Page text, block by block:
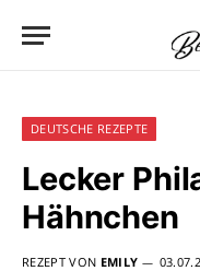
DEUTSCHE REZEPTE
Lecker
Hähnchen
REZEPT VON EMILY